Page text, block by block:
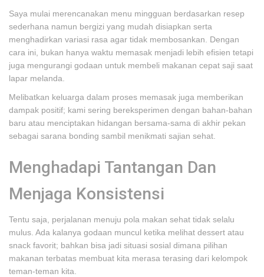
Saya mulai merencanakan menu mingguan berdasarkan resep
sederhana namun bergizi yang mudah disiapkan serta
menghadirkan variasi rasa agar tidak membosankan. Dengan
cara ini, bukan hanya waktu memasak menjadi lebih efisien tetapi
juga mengurangi godaan untuk membeli makanan cepat saji saat
lapar melanda.
Melibatkan keluarga dalam proses memasak juga memberikan
dampak positif; kami sering bereksperimen dengan bahan-bahan
baru atau menciptakan hidangan bersama-sama di akhir pekan
sebagai sarana bonding sambil menikmati sajian sehat.
Menghadapi Tantangan Dan
Menjaga Konsistensi
Tentu saja, perjalanan menuju pola makan sehat tidak selalu
mulus. Ada kalanya godaan muncul ketika melihat dessert atau
snack favorit; bahkan bisa jadi situasi sosial dimana pilihan
makanan terbatas membuat kita merasa terasing dari kelompok
teman-teman kita.